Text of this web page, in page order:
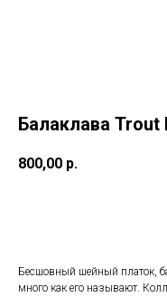
Балаклава Trout
800,00 р.
Бесшовный шейный платок,
много как его называют.